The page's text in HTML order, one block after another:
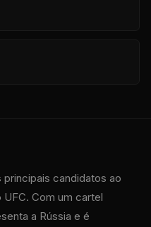
candidatos ao
Com um cartel
a Rússia e é